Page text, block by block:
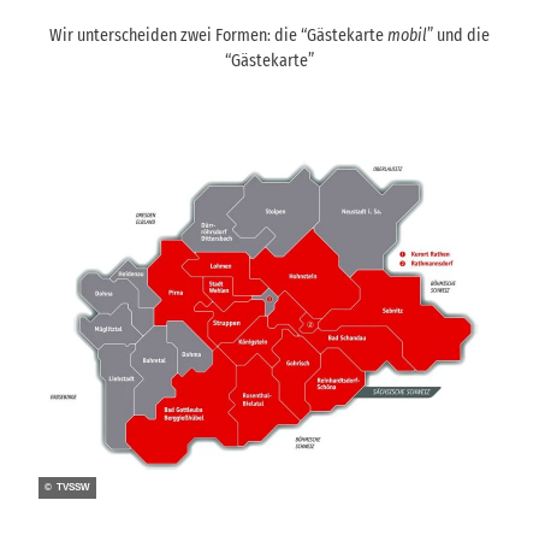
Wir unterscheiden zwei Formen: die “Gästekartemobil” und die
“Gästekarte”
© TVSSW